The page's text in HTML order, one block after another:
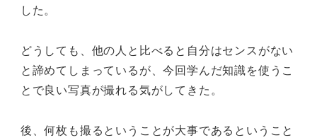
した。
どうしても、他の人と比べると自分はセンスがない
と諦めてしまっているが、今回学んだ知識を使うこ
とで良い写真が撮れる気がしてきた。
後、何枚も撮るということが大事であるということ